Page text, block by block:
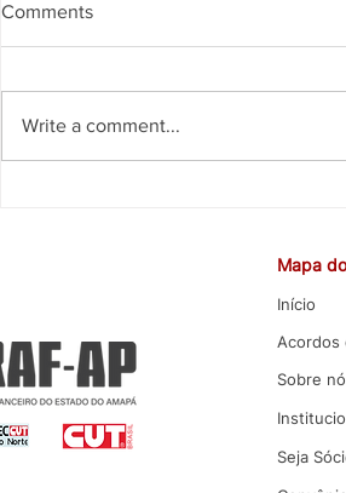
Comments
Write a comment...
Mapa
Início
Acordos
Sobre
Seja